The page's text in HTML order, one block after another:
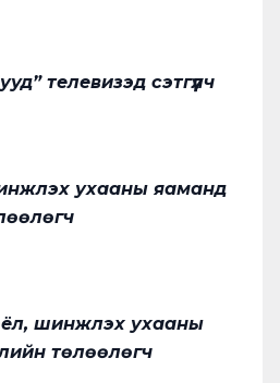
телевизэд сэтгүүлч
ухааны яаманд
шинжлэх ухааны
төлөөлөгч